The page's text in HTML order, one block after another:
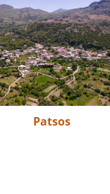
Patsos